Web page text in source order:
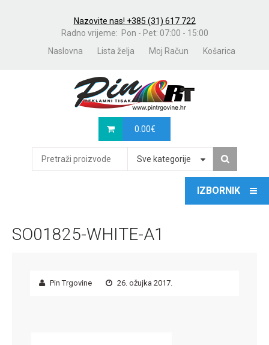
Nazovite nas! +385 (31) 617 722
Radno vrijeme: Pon - Pet: 07:00 - 15:00
Naslovna
Lista želja Moj Račun Košarica
0.00€
Sve kategorije
SO01825-WHITE-A1
Pin Trgovine 26. ožujka 2017.